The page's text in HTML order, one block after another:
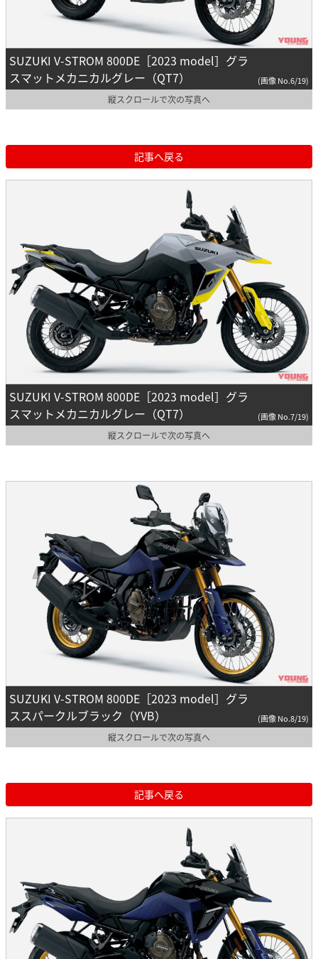
SUZUKI V-STROM 800DE［2023 model］グラ
スマットメカニカルグレー（QT7）
(画像 No.6/19)
縦スクロールで次の写真へ
記事へ戻る
SUZUKI V-STROM 800DE［2023 model］グラ
スマットメカニカルグレー（QT7）
(画像 No.7/19)
縦スクロールで次の写真へ
SUZUKI V-STROM 800DE［2023 model］グラ
ススパークルブラック（YVB）
(画像 No.8/19)
縦スクロールで次の写真へ
記事へ戻る